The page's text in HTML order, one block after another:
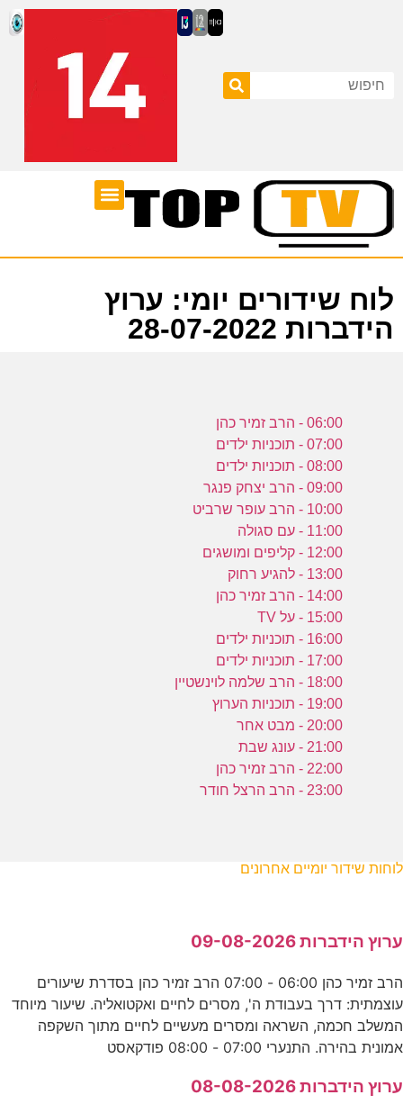
לוח שידורים יומי: ערוץ
הידברות 28-07-2022
06:00 - הרב זמיר כהן
07:00 - תוכניות ילדים
08:00 - תוכניות ילדים
09:00 - הרב יצחק פנגר
10:00 - הרב עופר שרביט
11:00 - עם סגולה
12:00 - קליפים ומושגים
13:00 - להגיע רחוק
14:00 - הרב זמיר כהן
15:00 - על TV
16:00 - תוכניות ילדים
17:00 - תוכניות ילדים
18:00 - הרב שלמה לוינשטיין
19:00 - תוכניות הערוץ
20:00 - מבט אחר
21:00 - עונג שבת
22:00 - הרב זמיר כהן
23:00 - הרב הרצל חודר
לוחות שידור יומיים אחרונים
ערוץ הידברות 09-08-2026
הרב זמיר כהן 06:00 - 07:00 הרב זמיר כהן בסדרת שיעורים
עוצמתית: דרך בעבודת ה', מסרים לחיים ואקטואליה. שיעור מיוחד
המשלב חכמה, השראה ומסרים מעשיים לחיים מתוך השקפה
אמונית בהירה. התנערי 07:00 - 08:00 פודקאסט
ערוץ הידברות 08-08-2026